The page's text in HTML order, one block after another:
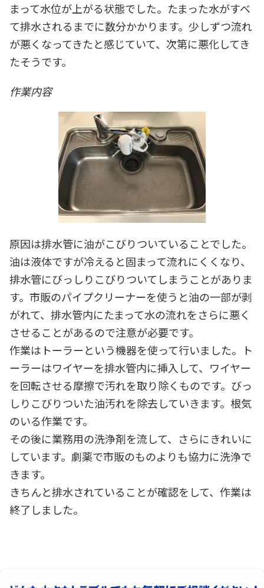
まって水位が上がる状態でした。たまった水がすべ
て排水されるまでに数分かかります。少しずつ流れ
が悪くなってきたと感じていて、次第に悪化してき
たそうです。
作業内容
原因は排水管に油がこびりついていることでした。
油は液体ですが冷えると固まって流れにくくなり、
排水管にびっしりこびりついてしまうことがありま
す。市販のパイプクリーナーを使うと油の一部が剥
がれて、排水管内にたまって水の流れをさらに悪く
させることがあるので注意が必要です。
作業はトーラーという機器を使って行いました。ト
ーラーはワイヤーを排水管内に挿入して、ワイヤー
を回転させる摩擦で汚れを取り除くものです。びっ
しりこびりついた油汚れを除去していきます。根気
のいる作業です。
その後に業務用の洗浄剤を流して、さらにきれいに
しています。劇薬で市販のものよりも協力に洗浄で
きます。
きちんと排水されていることが確認をして、作業は
終了しました。